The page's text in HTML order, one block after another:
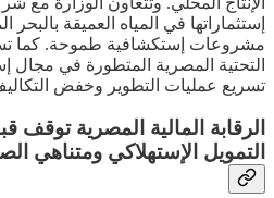
إستثماراتها في المياه العميقة
مشروعات إستكشافية طموحة. كما
التحتية المصرية المتطورة في مجال
تسريع عمليات التطوير وخفض
الرقابة المالية المصرية
التمويل الإستهلاكي ومتناهي